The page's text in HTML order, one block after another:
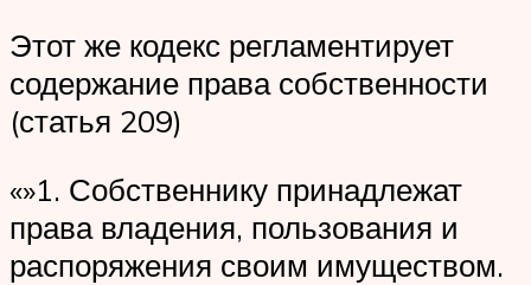
Этот же кодекс регламентирует
содержание права собственности
(статья 209)
«»1. Собственнику принадлежат
права владения, пользования и
распоряжения своим имуществом.